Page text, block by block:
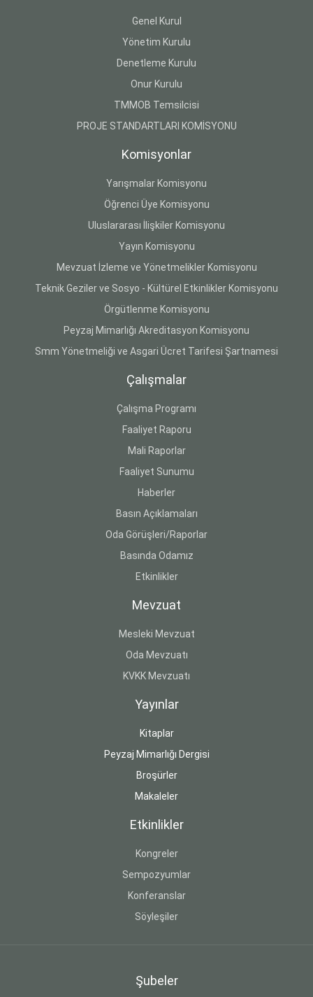
Genel Kurul
Yönetim Kurulu
Denetleme Kurulu
Onur Kurulu
TMMOB Temsilcisi
PROJE STANDARTLARI KOMİSYONU
Komisyonlar
Yarışmalar Komisyonu
Öğrenci Üye Komisyonu
Uluslararası İlişkiler Komisyonu
Yayın Komisyonu
Mevzuat İzleme ve Yönetmelikler Komisyonu
Teknik Geziler ve Sosyo - Kültürel Etkinlikler Komisyonu
Örgütlenme Komisyonu
Peyzaj Mimarlığı Akreditasyon Komisyonu
Smm Yönetmeliği ve Asgari Ücret Tarifesi Şartnamesi
Çalışmalar
Çalışma Programı
Faaliyet Raporu
Mali Raporlar
Faaliyet Sunumu
Haberler
Basın Açıklamaları
Oda Görüşleri/Raporlar
Basında Odamız
Etkinlikler
Mevzuat
Mesleki Mevzuat
Oda Mevzuatı
KVKK Mevzuatı
Yayınlar
Kitaplar
Peyzaj Mimarlığı Dergisi
Broşürler
Makaleler
Etkinlikler
Kongreler
Sempozyumlar
Konferanslar
Söyleşiler
Şubeler